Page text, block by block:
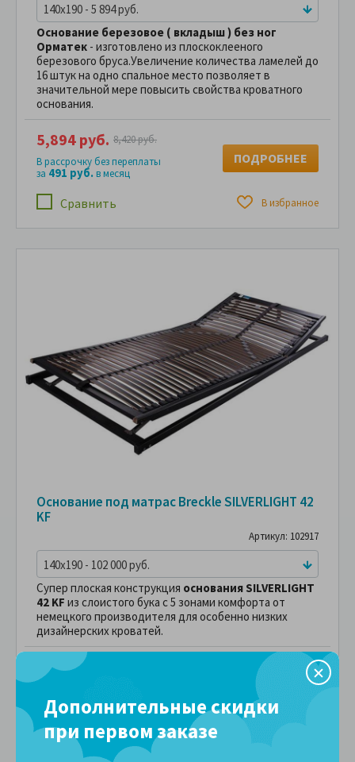
140x190 - 5 894 руб.
Основание березовое ( вкладыш ) без ног
Орматек - изготовлено из плоскоклееного
березового бруса.Увеличение количества ламелей до
16 штук на одно спальное место позволяет в
значительной мере повысить свойства кроватного
основания.
Сравнить В избранное
5,894 руб. 8,420 руб.
В рассрочку без переплаты
за 491 руб.в месяц
ПОДРОБНЕЕ
Основание под матрас Breckle SILVERLIGHT 42
KF
Артикул: 102917
140x190 - 102 000 руб.
Супер плоская конструкция основания SILVERLIGHT
42 KF из слоистого бука с 5 зонами комфорта от
немецкого производителя для особенно низких
дизайнерских кроватей.
Сравнить В избранное
102,000 руб.
за8,500 руб.в месяц
Дополнительные скидки
при первом заказе